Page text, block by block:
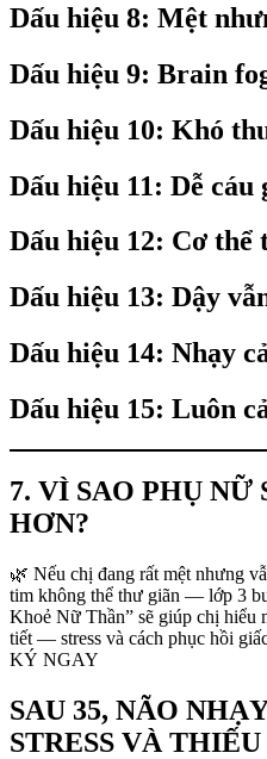
Dấu hiệu 8: Mệt
Dấu hiệu 9: Brain
Dấu hiệu 10: Khó
Dấu hiệu 11: Dễ cáu
Dấu hiệu 12: Cơ thể
Dấu hiệu 13: Dậy
Dấu hiệu 14: Nhạy
Dấu hiệu 15: Luôn
7. VÌ SAO PHỤ NỮ
HƠN?
🌿 Nếu chị đang rất mệt nhưng
tim không thể thư giãn — lớp 3
Khoẻ Nữ Thần” sẽ giúp chị
tiết — stress và cách phục hồi
KÝ NGAY
SAU 35, NÃO
STRESS VÀ